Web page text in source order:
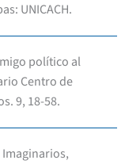
UNICACH.
político al
Centro de
9, 18-58.
Imaginarios,